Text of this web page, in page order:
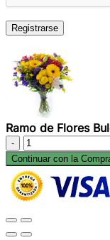
Registrarse
Ramo de Flores
Ramo
de
Flores
Bulgaria
cantidad
Continuar con la